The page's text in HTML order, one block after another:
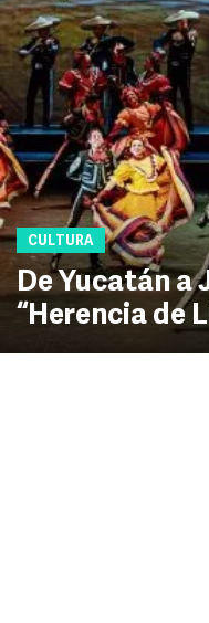
CULTURA
De Yucatán a
“Herencia de